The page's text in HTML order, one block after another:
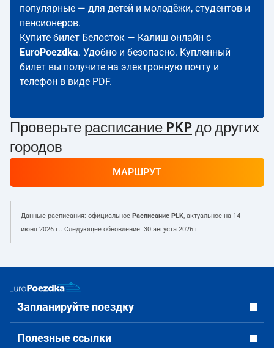
популярные — для детей и молодёжи, студентов и
пенсионеров.
Купите билет Белосток — Калиш онлайн с
EuroPoezdka. Удобно и безопасно. Купленный
билет вы получите на электронную почту и
телефон в виде PDF.
Проверьте расписание PKP до других
городов
МАРШРУТ
Данные расписания: официальное Расписание PLK, актуальное на 14
июня 2026 г.. Следующее обновление: 30 августа 2026 г..
Запланируйте поездку
Полезные ссылки